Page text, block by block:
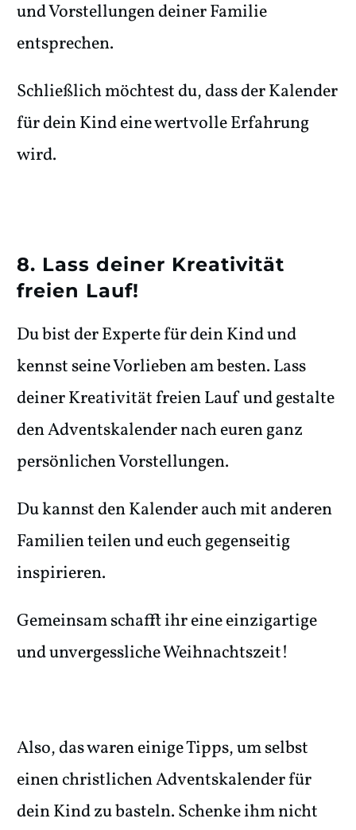
und Vorstellungen deiner Familie
entsprechen.
Schließlich möchtest du, dass der Kalender
für dein Kind eine wertvolle Erfahrung
wird.
8. Lass deiner Kreativität
freien Lauf!
Du bist der Experte für dein Kind und
kennst seine Vorlieben am besten. Lass
deiner Kreativität freien Lauf und gestalte
den Adventskalender nach euren ganz
persönlichen Vorstellungen.
Du kannst den Kalender auch mit anderen
Familien teilen und euch gegenseitig
inspirieren.
Gemeinsam schafft ihr eine einzigartige
und unvergessliche Weihnachtszeit!
Also, das waren einige Tipps, um selbst
einen christlichen Adventskalender für
dein Kind zu basteln. Schenke ihm nicht